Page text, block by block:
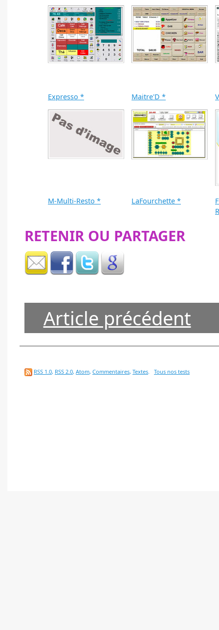
Expresso * Maitre'D *
M-Multi-Resto * LaFourchette *
RETENIR OU PARTAGER
Article précédent
RSS 1.0, RSS 2.0, Atom, Commentaires, Textes. Tous nos tests